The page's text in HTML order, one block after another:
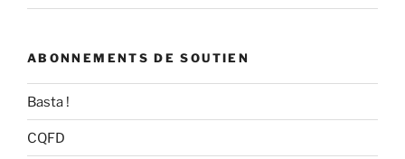
ABONNEMENTS DE SOUTIEN
Basta !
CQFD